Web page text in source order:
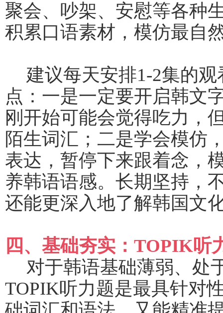
聚会、吵架、安慰等各种
积累口语素材，模仿最自
建议每天安排1-2集的
点：一是一定要开启韩文
刚开始可能会觉得吃力，
陌生词汇；二是学会模仿
表达，暂停下来跟着念，
养韩语语感。长期坚持，
还能更深入地了解韩国文
四、基础夯实： TOPIK听
对于韩语基础薄弱、处
TOPIK听力题是最具针对